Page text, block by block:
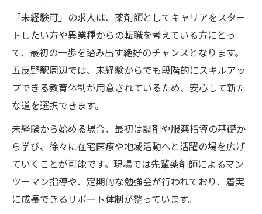
夫
「未経験可」の求人は、薬剤師としてキャリアをスター
トしたい方や異業種からの転職を考えている方にとっ
て、最初の一歩を踏み出す絶好のチャンスとなります。
五反野駅周辺では、未経験からでも段階的にスキルアッ
プできる教育体制が用意されているため、安心して新た
な道を選択できます。
未経験から始める場合、最初は調剤や服薬指導の基礎か
ら学び、徐々に在宅医療や地域活動へと活躍の場を広げ
ていくことが可能です。現場では先輩薬剤師によるマン
ツーマン指導や、定期的な勉強会が行われており、着実
に成長できるサポート体制が整っています。